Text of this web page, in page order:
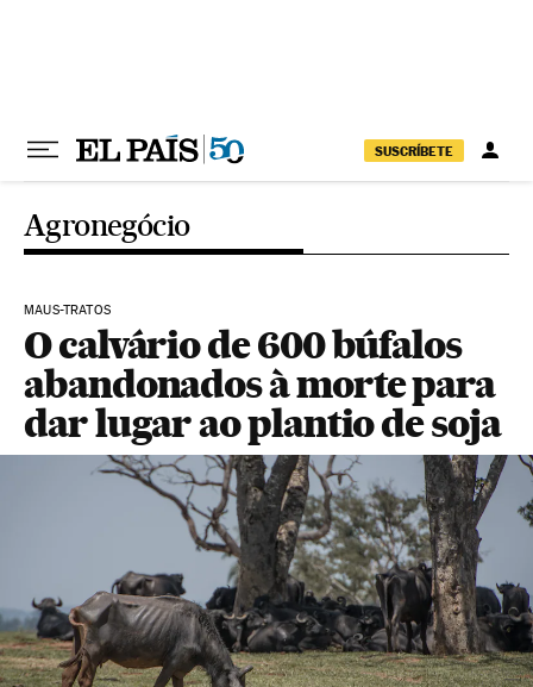
SUSCRÍBETE
Agronegócio
MAUS-TRATOS
O calvário de 600 búfalos
abandonados à morte para
dar lugar ao plantio de soja